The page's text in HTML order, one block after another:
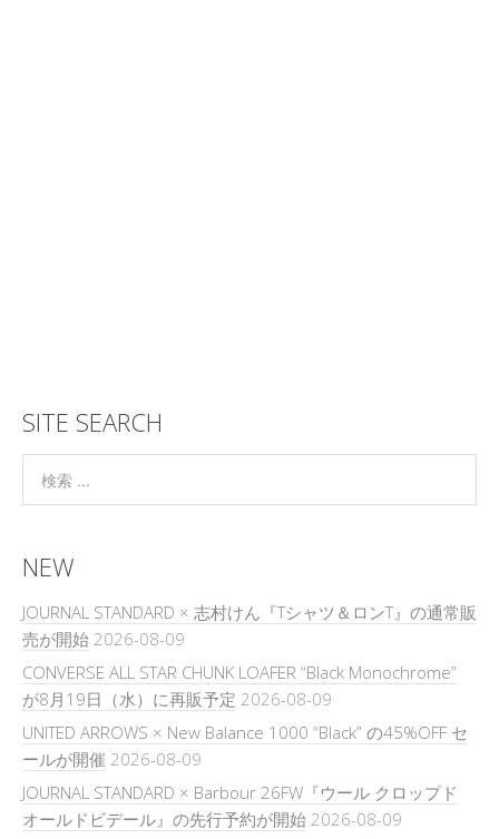
SITE SEARCH
NEW
JOURNAL STANDARD × 志村けん『Tシャツ＆ロンT』の通常販
売が開始 2026-08-09
CONVERSE ALL STAR CHUNK LOAFER “Black Monochrome”
が8月19日（水）に再販予定 2026-08-09
UNITED ARROWS × New Balance 1000 “Black” の45%OFF セ
ールが開催 2026-08-09
JOURNAL STANDARD × Barbour 26FW『ウール クロップド
オールドビデール』の先行予約が開始 2026-08-09